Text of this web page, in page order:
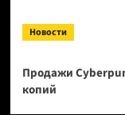
Новости
Продажи
копий